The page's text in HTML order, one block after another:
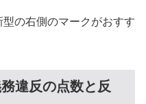
の右側のマークがおすす
違反の点数と反